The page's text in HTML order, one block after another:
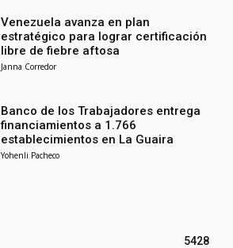
Venezuela avanza en plan
estratégico para lograr certificación
libre de fiebre aftosa
Janna Corredor
Banco de los Trabajadores entrega
financiamientos a 1.766
establecimientos en La Guaira
Yohenli Pacheco
5428